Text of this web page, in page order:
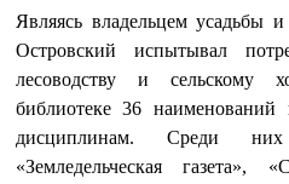
Являясь владельцем усадьбы
Островский испытывал
лесоводству и сельскому
библиотеке 36
дисциплинам. Среди
«Земледельческая газета»,